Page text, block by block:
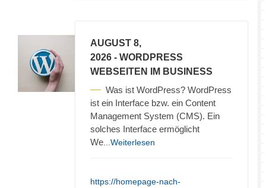
AUGUST 8,
2026 - WORDPRESS
WEBSEITEN IM BUSINESS
Was ist WordPress? WordPress
ist ein Interface bzw. ein Content
Management System (CMS). Ein
solches Interface ermöglicht
We ...Weiterlesen
https://homepage-nach-